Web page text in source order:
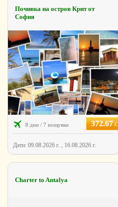
Почивка на остров Крит от
София
8 дни / 7 нощувки 372.67€
Дати: 09.08.2026 г. , 16.08.2026 г.
Charter to Antalya